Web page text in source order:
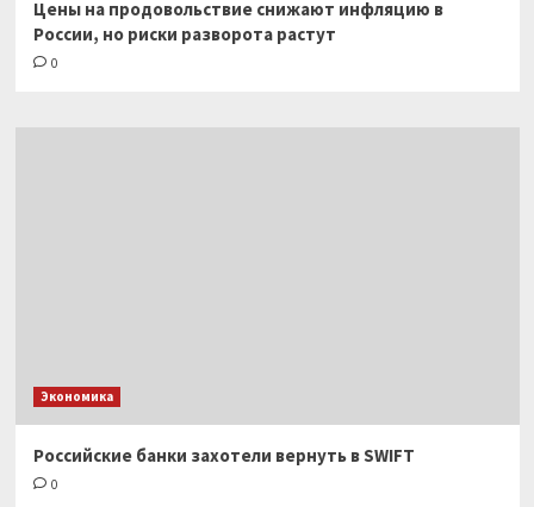
Цены на продовольствие снижают инфляцию в
России, но риски разворота растут
0
Экономика
Российские банки захотели вернуть в SWIFT
0